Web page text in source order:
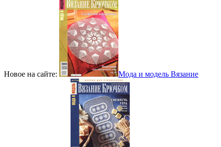
Новое на сайте: Мода и модель Вязание